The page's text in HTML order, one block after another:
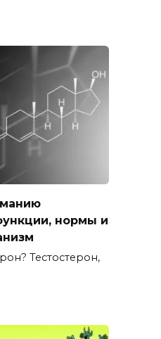
нормы и
Тестостерон,